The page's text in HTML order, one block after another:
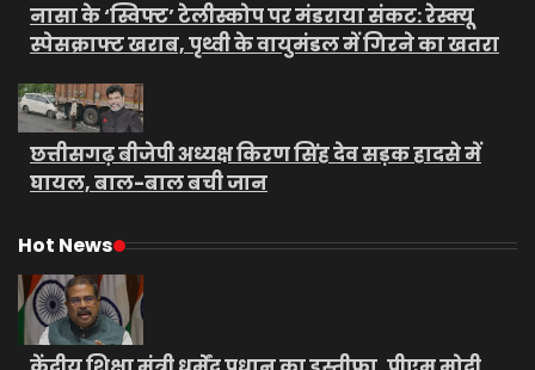
नासा के ‘स्विफ्ट’ टेलीस्कोप पर मंडराया संकट: रेस्क्यू
स्पेसक्राफ्ट खराब, पृथ्वी के वायुमंडल में गिरने का खतरा
छत्तीसगढ़ बीजेपी अध्यक्ष किरण सिंह देव सड़क हादसे में
घायल, बाल-बाल बची जान
Hot News